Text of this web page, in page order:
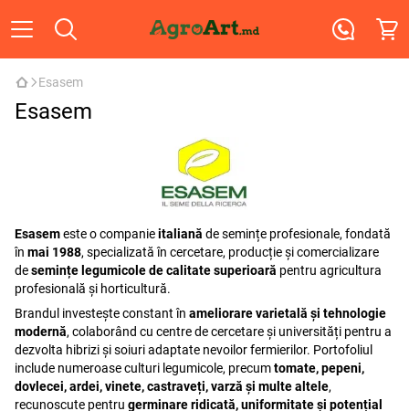
Esasem
Esasem
Esasemeste o companieitaliană de semințe profesionale, fondată
în mai 1988, specializată în cercetare, producție și comercializare
desemințe legumicole de calitate superioară pentru agricultura
profesională și horticultură.
Brandul investește constant în ameliorare varietală și tehnologie
modernă, colaborând cu centre de cercetare și universități pentru a
dezvolta hibrizi și soiuri adaptate nevoilor fermierilor. Portofoliul
include numeroase culturi legumicole, precumtomate, pepeni,
dovlecei, ardei, vinete, castraveți, varză și multe altele,
recunoscute pentru germinare ridicată, uniformitate și potențial